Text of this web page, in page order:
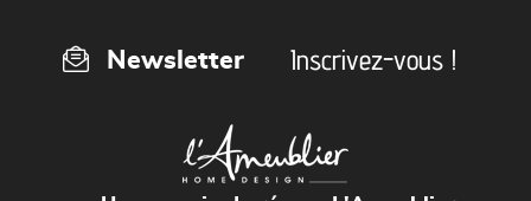
Newsletter Inscrivez-vous !